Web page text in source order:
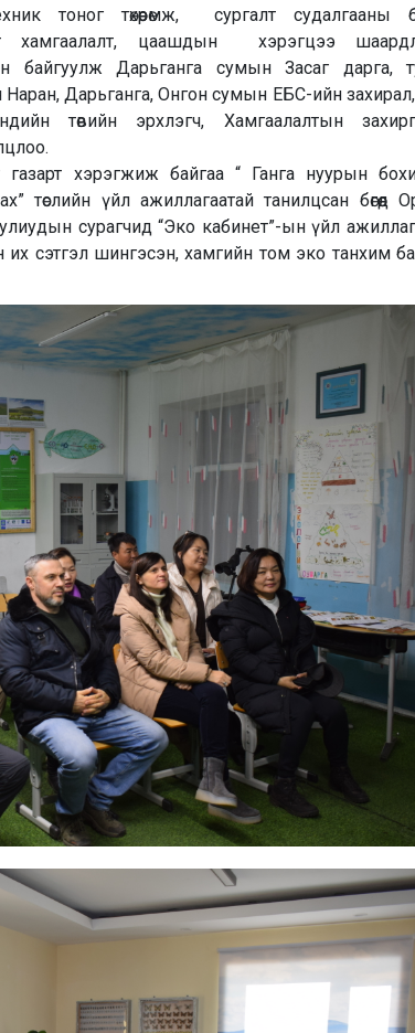
тоног төхөөрөмж, сургалт судалгааны
хамгаалалт, цаашдын хэрэгцээ
байгуулж Дарьганга сумын Засаг дарга,
Наран, Дарьганга, Онгон сумын ЕБС-ийн
төвийн эрхлэгч, Хамгаалалтын
хэрэгжиж байгаа “ Ганга нуурын
төслийн үйл ажиллагаатай танилцсан бөгөөд
сурагчид “Эко кабинет”-ын үйл
их сэтгэл шингэсэн, хамгийн том эко танхим